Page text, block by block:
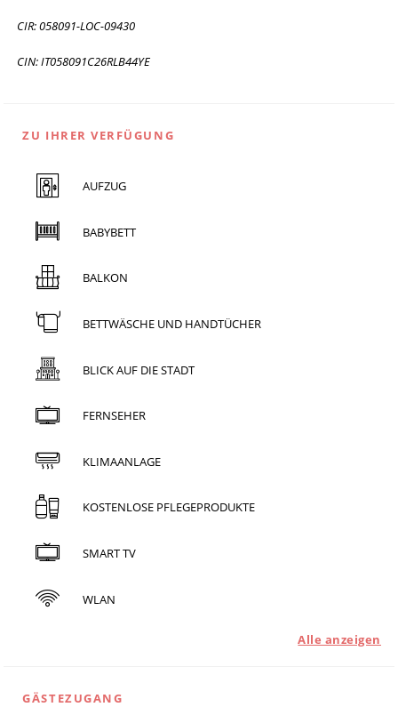
CIR: 058091-LOC-09430
CIN: IT058091C26RLB44YE
ZU IHRER VERFÜGUNG
AUFZUG
BABYBETT
BALKON
BETTWÄSCHE UND HANDTÜCHER
BLICK AUF DIE STADT
FERNSEHER
KLIMAANLAGE
KOSTENLOSE PFLEGEPRODUKTE
SMART TV
WLAN
Alle anzeigen
GÄSTEZUGANG